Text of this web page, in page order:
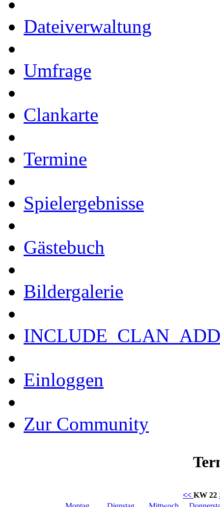
Dateiverwaltung
Umfrage
Clankarte
Termine
Spielergebnisse
Gästebuch
Bildergalerie
Einloggen
Zur Community
<< KW 22